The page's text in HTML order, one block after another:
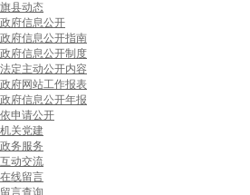
旗县动态
政府信息公开
政府信息公开指南
政府信息公开制度
法定主动公开内容
政府网站工作报表
政府信息公开年报
依申请公开
机关党建
政务服务
互动交流
在线留言
留言查询